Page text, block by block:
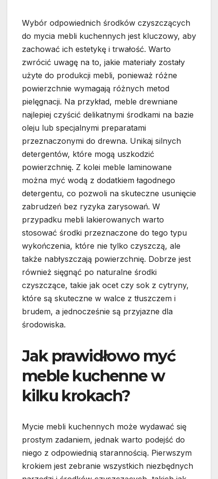
Wybór odpowiednich środków czyszczących
do mycia mebli kuchennych jest kluczowy, aby
zachować ich estetykę i trwałość. Warto
zwrócić uwagę na to, jakie materiały zostały
użyte do produkcji mebli, ponieważ różne
powierzchnie wymagają różnych metod
pielęgnacji. Na przykład, meble drewniane
najlepiej czyścić delikatnymi środkami na bazie
oleju lub specjalnymi preparatami
przeznaczonymi do drewna. Unikaj silnych
detergentów, które mogą uszkodzić
powierzchnię. Z kolei meble laminowane
można myć wodą z dodatkiem łagodnego
detergentu, co pozwoli na skuteczne usunięcie
zabrudzeń bez ryzyka zarysowań. W
przypadku mebli lakierowanych warto
stosować środki przeznaczone do tego typu
wykończenia, które nie tylko czyszczą, ale
także nabłyszczają powierzchnię. Dobrze jest
również sięgnąć po naturalne środki
czyszczące, takie jak ocet czy sok z cytryny,
które są skuteczne w walce z tłuszczem i
brudem, a jednocześnie są przyjazne dla
środowiska.
Jak prawidłowo myć
meble kuchenne w
kilku krokach?
Mycie mebli kuchennych może wydawać się
prostym zadaniem, jednak warto podejść do
niego z odpowiednią starannością. Pierwszym
krokiem jest zebranie wszystkich niezbędnych